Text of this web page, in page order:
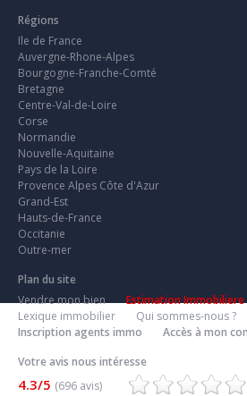
Régions
Ile de France
Auvergne-Rhone-Alpes
Bourgogne-Franche-Comté
Bretagne
Centre-Val-de-Loire
Corse
Normandie
Nouvelle-Aquitaine
Pays de la Loire
Provence Alpes Côte d'Azur
Grand-Est
Hauts-de-France
Occitanie
Outre-mer
Plan du site
Vendre mon bien
Estimation Immobiliere
Lexique immobilier
Qui sommes-nous ?
Inscription agents immo
Accès à mon
Votre avis nous intéresse
4.3/5 (696 avis)